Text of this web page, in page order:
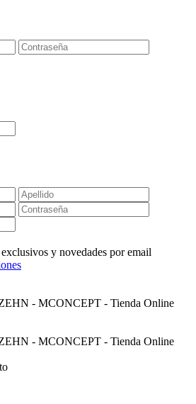
y novedades por email